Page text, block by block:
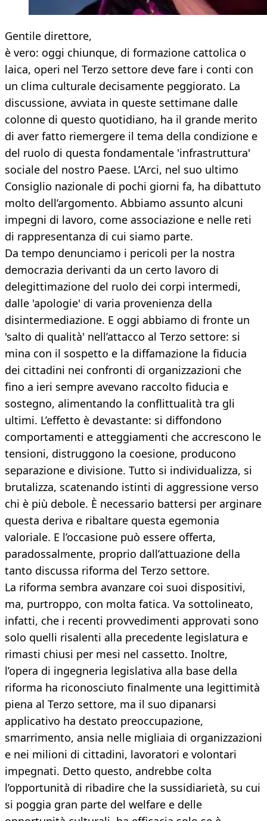
Gentile direttore,
è vero: oggi chiunque, di formazione cattolica o
laica, operi nel Terzo settore deve fare i conti con
un clima culturale decisamente peggiorato. La
discussione, avviata in queste settimane dalle
colonne di questo quotidiano, ha il grande merito
di aver fatto riemergere il tema della condizione e
del ruolo di questa fondamentale 'infrastruttura'
sociale del nostro Paese. L’Arci, nel suo ultimo
Consiglio nazionale di pochi giorni fa, ha dibattuto
molto dell’argomento. Abbiamo assunto alcuni
impegni di lavoro, come associazione e nelle reti
di rappresentanza di cui siamo parte.
Da tempo denunciamo i pericoli per la nostra
democrazia derivanti da un certo lavoro di
delegittimazione del ruolo dei corpi intermedi,
dalle 'apologie' di varia provenienza della
disintermediazione. E oggi abbiamo di fronte un
'salto di qualità' nell’attacco al Terzo settore: si
mina con il sospetto e la diffamazione la fiducia
dei cittadini nei confronti di organizzazioni che
fino a ieri sempre avevano raccolto fiducia e
sostegno, alimentando la conflittualità tra gli
ultimi. L’effetto è devastante: si diffondono
comportamenti e atteggiamenti che accrescono le
tensioni, distruggono la coesione, producono
separazione e divisione. Tutto si individualizza, si
brutalizza, scatenando istinti di aggressione verso
chi è più debole. È necessario battersi per arginare
questa deriva e ribaltare questa egemonia
valoriale. E l’occasione può essere offerta,
paradossalmente, proprio dall’attuazione della
tanto discussa riforma del Terzo settore.
La riforma sembra avanzare coi suoi dispositivi,
ma, purtroppo, con molta fatica. Va sottolineato,
infatti, che i recenti provvedimenti approvati sono
solo quelli risalenti alla precedente legislatura e
rimasti chiusi per mesi nel cassetto. Inoltre,
l’opera di ingegneria legislativa alla base della
riforma ha riconosciuto finalmente una legittimità
piena al Terzo settore, ma il suo dipanarsi
applicativo ha destato preoccupazione,
smarrimento, ansia nelle migliaia di organizzazioni
e nei milioni di cittadini, lavoratori e volontari
impegnati. Detto questo, andrebbe colta
l’opportunità di ribadire che la sussidiarietà, su cui
si poggia gran parte del welfare e delle